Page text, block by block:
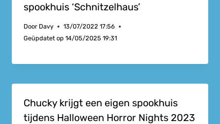
spookhuis ‘Schnitzelhaus’
Door Davy
13/07/2022 17:56
Geüpdatet op 14/05/2025 19:31
Chucky krijgt een eigen spookhuis
tijdens Halloween Horror Nights 2023